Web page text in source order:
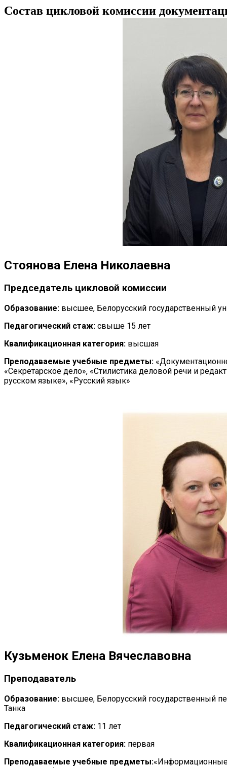
Состав цикловой комиссии
Стоянова Елена Николаевна
Председатель цикловой комиссии
Образование: высшее, Белорусский государственный
Педагогический стаж: свыше 15 лет
Квалификационная категория: высшая
Преподаваемые учебные предметы:
«Секретарское дело», «Стилистика деловой речи и
русском языке», «Русский язык»
Кузьменок Елена Вячеславовна
Преподаватель
Образование: высшее, Белорусский государственный
Танка
Педагогический стаж: 11 лет
Квалификационная категория: первая
Преподаваемые учебные предметы:«Информационные